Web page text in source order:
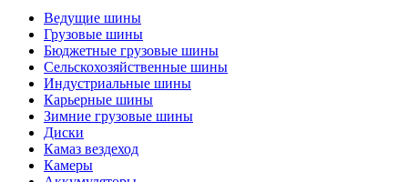
Ведущие шины
Грузовые шины
Бюджетные грузовые шины
Сельскохозяйственные шины
Индустриальные шины
Карьерные шины
Зимние грузовые шины
Диски
Камаз вездеход
Камеры